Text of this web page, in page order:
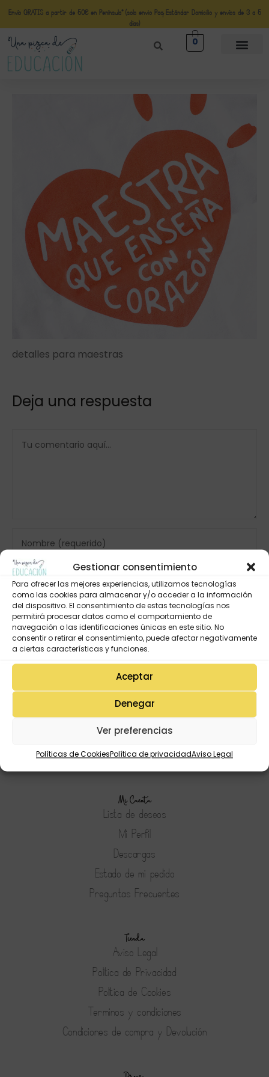
Gestionar consentimiento
Para ofrecer las mejores experiencias, utilizamos tecnologías
como las cookies para almacenar y/o acceder a la información
del dispositivo. El consentimiento de estas tecnologías nos
permitirá procesar datos como el comportamiento de
navegación o las identificaciones únicas en este sitio. No
consentir o retirar el consentimiento, puede afectar negativamente
a ciertas características y funciones.
Aceptar
Denegar
Ver preferencias
Políticas de CookiesPolítica de privacidadAviso Legal
Envío GRATIS a partir de 50€ en Península* (solo envio Paq Estándar Domicilio y envíos de 3 a 5
días)
0
detalles para maestras
Deja una respuesta
Mi Cuenta
Lista de deseos
Mi Perfil
Descargas
Estado de mi pedido
Preguntas Frecuentes
Tienda
Aviso Legal
Política de Privacidad
Política de Cookies
Terminos y condiciones
Condiciones de compra y Devolución